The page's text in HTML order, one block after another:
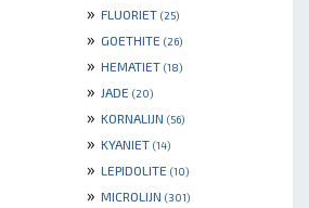
» FLUORIET (25)
» GOETHITE (26)
» HEMATIET (18)
» JADE (20)
» KORNALIJN (56)
» KYANIET (14)
» LEPIDOLITE (10)
» MICROLIJN (301)